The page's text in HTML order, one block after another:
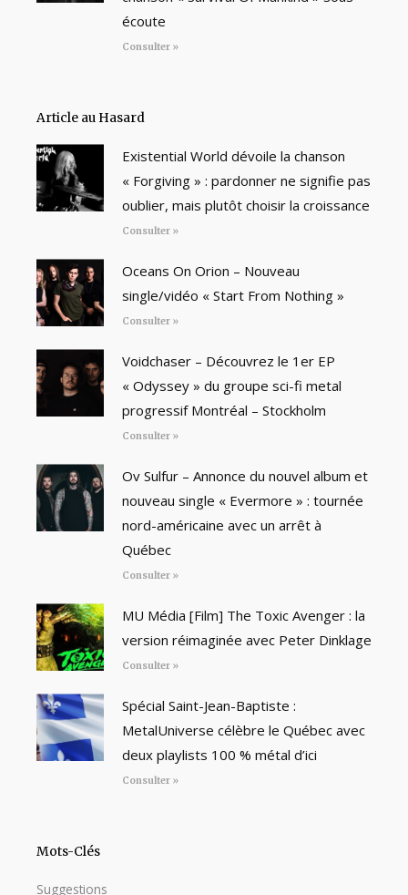
écoute
Consulter »
Article au Hasard
Existential World dévoile la chanson
« Forgiving » : pardonner ne signifie pas
oublier, mais plutôt choisir la croissance
Consulter »
Oceans On Orion – Nouveau
single/vidéo « Start From Nothing »
Consulter »
Voidchaser – Découvrez le 1er EP
« Odyssey » du groupe sci-fi metal
progressif Montréal – Stockholm
Consulter »
Ov Sulfur – Annonce du nouvel album et
nouveau single « Evermore » : tournée
nord-américaine avec un arrêt à
Québec
Consulter »
MU Média [Film] The Toxic Avenger : la
version réimaginée avec Peter Dinklage
Consulter »
Spécial Saint-Jean-Baptiste :
MetalUniverse célèbre le Québec avec
deux playlists 100 % métal d’ici
Consulter »
Mots-Clés
Suggestions